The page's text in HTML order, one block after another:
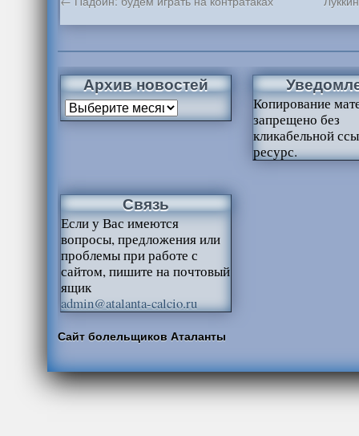
Архив новостей
Копирование
запрещено без
кликабельной
ресурс.
Связь
Если у Вас имеются
вопросы, предложения или
проблемы при работе с
сайтом, пишите на почтовый
ящик
admin@atalanta-calcio.ru
Сайт болельщиков Аталанты